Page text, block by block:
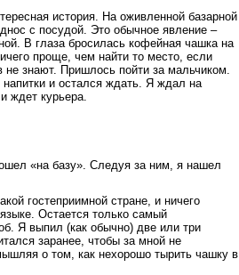
история. На оживленной базарной
с посудой. Это обычное явление –
В глаза бросилась кофейная чашка на
проще, чем найти то место, если
не знают. Пришлось пойти за мальчиком.
и остался ждать. Я ждал на
ждет курьера.
«на базу». Следуя за ним, я нашел
гостеприимной стране, и ничего
Остается только самый
Я выпил (как обычно) две или три
заранее, чтобы за мной не
о том, как нехорошо тырить чашку в